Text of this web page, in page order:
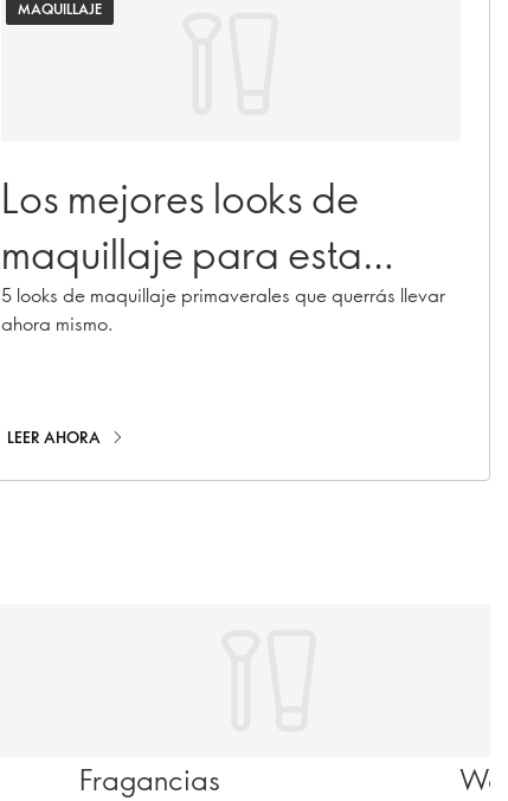
MAQUILLAJE
Los mejores looks de
maquillaje para esta
primavera
5 looks de maquillaje primaverales que querrás llevar
ahora mismo.
LEER AHORA
Fragancias